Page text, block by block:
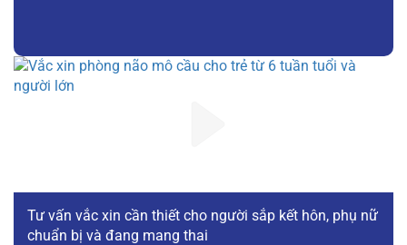
Tư vấn vắc xin cần thiết cho người sắp kết hôn, phụ nữ
chuẩn bị và đang mang thai